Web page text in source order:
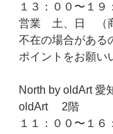
１３：００〜１９
営業 土、日 （商
不在の場合がある
ポイントをお願い
North by oldArt 愛
oldArt 2階
１１：００〜１６